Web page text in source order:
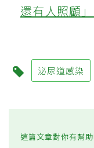
還有人照顧
泌尿道感染
這篇文章對你有幫